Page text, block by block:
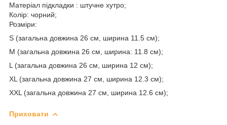
Матеріал підкладки : штучне хутро;
Колір: чорний;
Розміри:
S (загальна довжина 26 см, ширина 11.5 см);
M (загальна довжина 26 см, ширина: 11.8 см);
L (загальна довжина 26 см, ширина 12 см);
XL (загальна довжина 27 см, ширина 12.3 см);
XXL (загальна довжина 27 см, ширина 12.6 см);
Приховати